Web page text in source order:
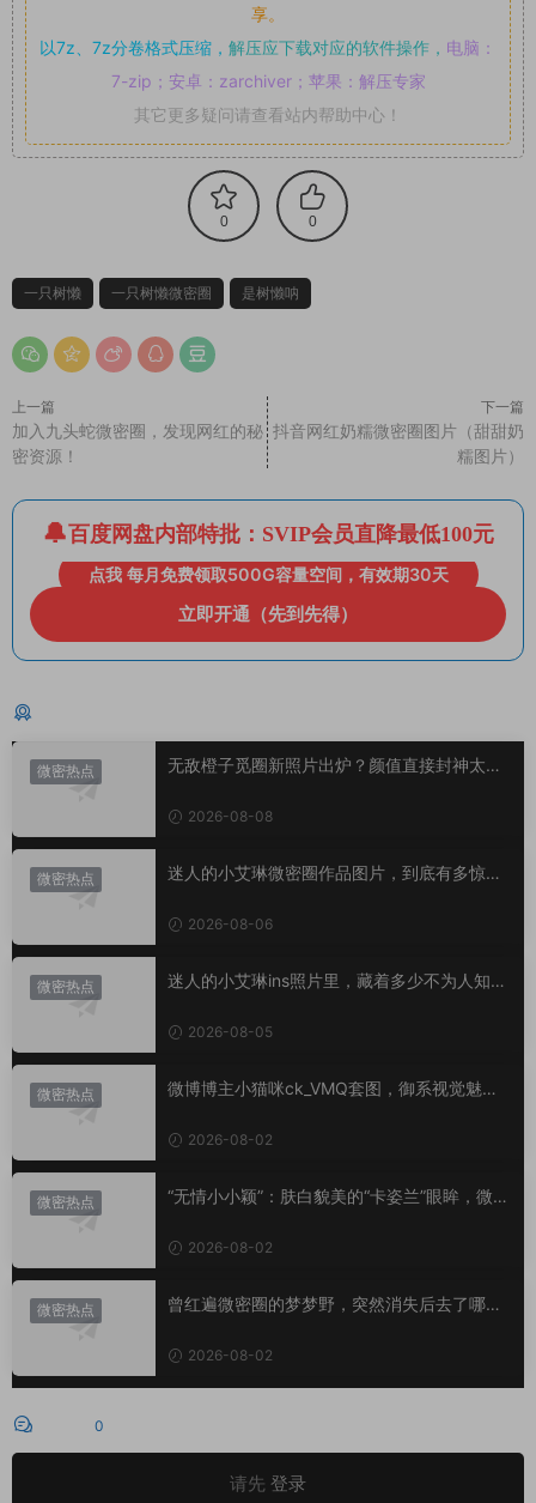
享。
以7z、7z分卷格式压缩， 解压应下载对应的软件操作， 电脑：
7-zip；安卓：zarchiver；苹果：解压专家
其它更多疑问请查看站内帮助中心！
0 0
一只树懒 一只树懒微密圈 是树懒呐
上一篇
加入九头蛇微密圈，发现网红的秘
密资源！
下一篇
抖音网红奶糯微密圈图片（甜甜奶
糯图片）
百度网盘内部特批：SVIP会员直降最低100元
点我 每月免费领取500G容量空间，有效期30天
立即开通（先到先得）
微密热点
无敌橙子觅圈新照片出炉？颜值直接封神太惊
2026-08-08
微密热点
迷人的小艾琳微密圈作品图片，到底有多惊
2026-08-06
微密热点
迷人的小艾琳ins照片里，藏着多少不为人知的
2026-08-05
微密热点
微博博主小猫咪ck_VMQ套图，御系视觉魅力
2026-08-02
微密热点
“无情小小颖”：肤白貌美的“卡姿兰”眼眸，微密
2026-08-02
微密热点
曾红遍微密圈的梦梦野，突然消失后去了哪
2026-08-02
0
请先 登录